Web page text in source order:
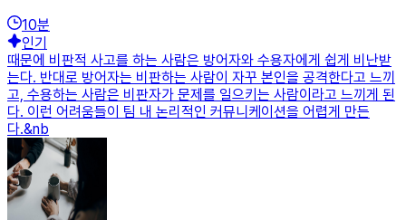
10분
인기
때문에 비판적 사고를 하는 사람은 방어자와 수용자에게 쉽게 비난받
는다. 반대로 방어자는 비판하는 사람이 자꾸 본인을 공격한다고 느끼
고, 수용하는 사람은 비판자가 문제를 일으키는 사람이라고 느끼게 된
다. 이런 어려움들이 팀 내 논리적인 커뮤니케이션을 어렵게 만든
다.&nb